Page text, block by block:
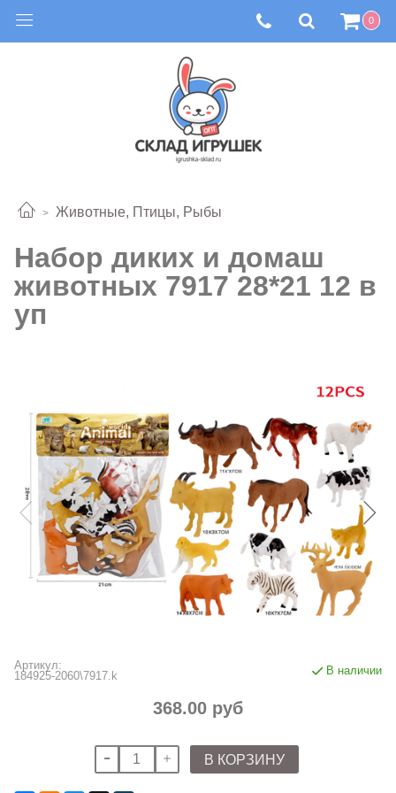
0
Животные, Птицы, Рыбы
Набор диких и домаш
животных 7917 28*21 12 в
уп
Артикул:
184925-2060\7917.k
В наличии
368.00 руб
В КОРЗИНУ